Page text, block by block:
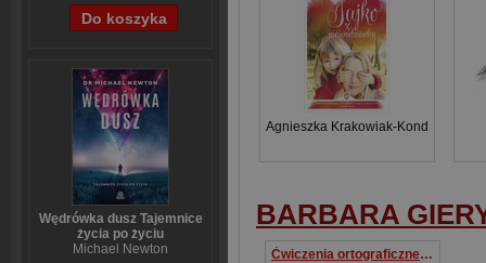
Wędrówka dusz Tajemnice
życia po życiu
Michael Newton
Agnieszka Krakowiak-Kondracka
BARBARA
Ćwiczenia ortograficzne dla klas 4-5